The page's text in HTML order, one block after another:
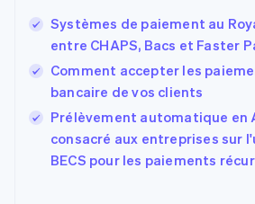
Systèmes de paiement au
entre CHAPS, Bacs et Faster
Comment accepter les
bancaire de vos clients
Prélèvement automatique en
consacré aux entreprises sur
BECS pour les paiements
EnglishEspañol简体中文
Finlande
English Svenska
Français English
Gibraltar
English
Grèce
English